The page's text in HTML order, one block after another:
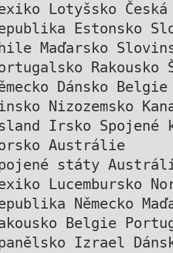
Lotyšsko
Estonsko
Maďarsko
Dánsko
Nizozemsko
Irsko Spojené
Austrálie
státy
Lucembursko
Německo
Belgie
Izrael